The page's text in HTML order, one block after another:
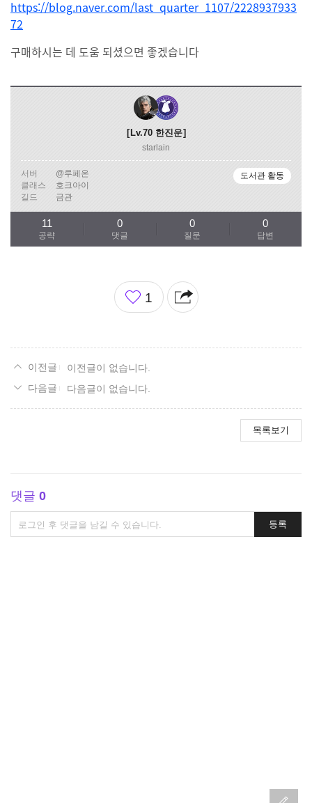
https://blog.naver.com/last_quarter_1107/2228937933
72
구매하시는 데 도움 되셨으면 좋겠습니다
Lv.70 한진운
starlain
서버
@루페온
클래스
호크아이
길드
금관
도서관 활동
공략
11
댓글
0
질문
0
답변
0
좋
아
1
이전글이 없습니다.
다음글이 없습니다.
목록보기
댓글 0
댓
글
등록